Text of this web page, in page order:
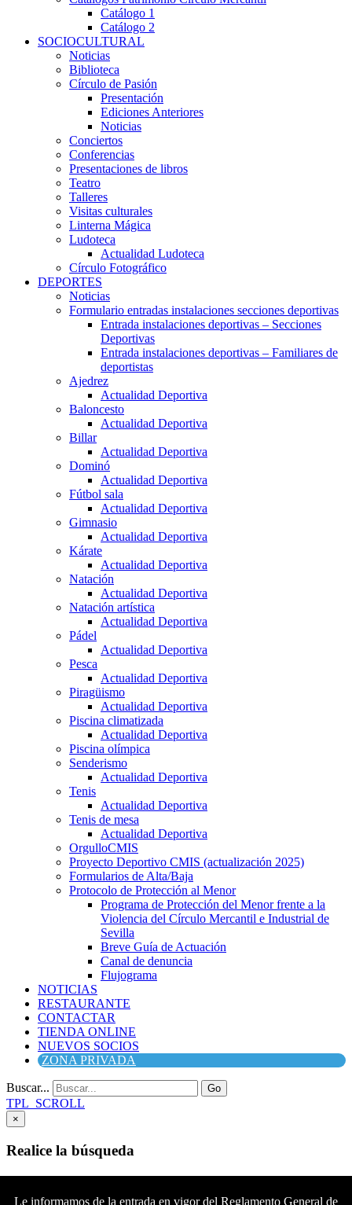
Catálogo 1
Catálogo 2
SOCIOCULTURAL
Noticias
Biblioteca
Círculo de Pasión
Presentación
Ediciones Anteriores
Noticias
Conciertos
Conferencias
Presentaciones de libros
Teatro
Talleres
Visitas culturales
Linterna Mágica
Ludoteca
Actualidad Ludoteca
Círculo Fotográfico
DEPORTES
Noticias
Formulario entradas instalaciones secciones deportivas
Entrada instalaciones deportivas – Secciones
Deportivas
Entrada instalaciones deportivas – Familiares de
deportistas
Ajedrez
Actualidad Deportiva
Baloncesto
Actualidad Deportiva
Billar
Actualidad Deportiva
Dominó
Actualidad Deportiva
Fútbol sala
Actualidad Deportiva
Gimnasio
Actualidad Deportiva
Kárate
Actualidad Deportiva
Natación
Actualidad Deportiva
Natación artística
Actualidad Deportiva
Pádel
Actualidad Deportiva
Pesca
Actualidad Deportiva
Piragüismo
Actualidad Deportiva
Piscina climatizada
Actualidad Deportiva
Piscina olímpica
Senderismo
Actualidad Deportiva
Tenis
Actualidad Deportiva
Tenis de mesa
Actualidad Deportiva
OrgulloCMIS
Proyecto Deportivo CMIS (actualización 2025)
Formularios de Alta/Baja
Protocolo de Protección al Menor
Programa de Protección del Menor frente a la
Violencia del Círculo Mercantil e Industrial de
Sevilla
Breve Guía de Actuación
Canal de denuncia
Flujograma
NOTICIAS
RESTAURANTE
CONTACTAR
TIENDA ONLINE
NUEVOS SOCIOS
ZONA PRIVADA
Buscar... Go
TPL_SCROLL
×
Realice la búsqueda
Buscar
Le informamos de la entrada en vigor del Reglamento General de